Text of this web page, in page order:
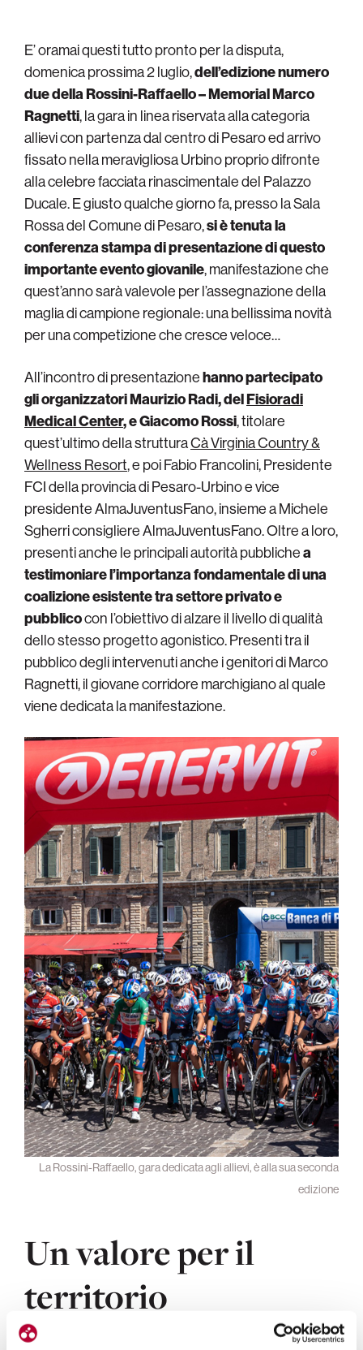
E’ oramai questi tutto pronto per la disputa,
domenica prossima 2 luglio,dell’edizione numero
due della Rossini-Raffaello – Memorial Marco
Ragnetti, la gara in linea riservata alla categoria
allievi con partenza dal centro di Pesaro ed arrivo
fissato nella meravigliosa Urbino proprio difronte
alla celebre facciata rinascimentale del Palazzo
Ducale. E giusto qualche giorno fa, presso la Sala
Rossa del Comune di Pesaro,si è tenuta la
conferenza stampa di presentazione di questo
importante evento giovanile, manifestazione che
quest’anno sarà valevole per l’assegnazione della
maglia di campione regionale: una bellissima novità
per una competizione che cresce veloce…
All’incontro di presentazionehanno partecipato
gli organizzatori Maurizio Radi, delFisioradi
Medical Center, e Giacomo Rossi, titolare
quest’ultimo della strutturaCà Virginia Country &
Wellness Resort, e poi Fabio Francolini, Presidente
FCI della provincia di Pesaro-Urbino e vice
presidente AlmaJuventusFano, insieme a Michele
Sgherri consigliere AlmaJuventusFano. Oltre a loro,
presenti anche le principali autorità pubblichea
testimoniare l’importanza fondamentale di una
coalizione esistente tra settore privato e
pubblicocon l’obiettivo di alzare il livello di qualità
dello stesso progetto agonistico. Presenti tra il
pubblico degli intervenuti anche i genitori di Marco
Ragnetti, il giovane corridore marchigiano al quale
viene dedicata la manifestazione.
La Rossini-Raffaello, gara dedicata agli allievi, è alla sua seconda
edizione
Un valore per il
territorio